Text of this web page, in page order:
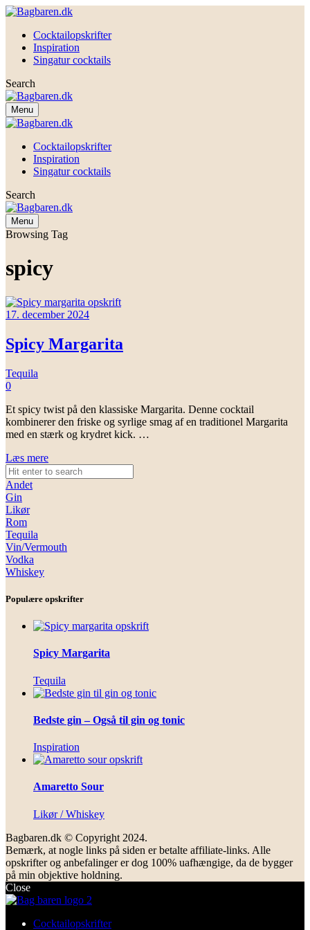
Cocktailopskrifter
Inspiration
Singatur cocktails
Search
Menu
Cocktailopskrifter
Inspiration
Singatur cocktails
Search
Menu
Browsing Tag
spicy
17. december 2024
Spicy Margarita
Tequila
0
Et spicy twist på den klassiske Margarita. Denne cocktail
kombinerer den friske og syrlige smag af en traditionel Margarita
med en stærk og krydret kick. …
Læs mere
Andet
Gin
Likør
Rom
Tequila
Vin/Vermouth
Vodka
Whiskey
Populære opskrifter
Spicy Margarita
Tequila
Bedste gin – Også til gin og tonic
Inspiration
Amaretto Sour
Likør / Whiskey
Bagbaren.dk © Copyright 2024.
Bemærk, at nogle links på siden er betalte affiliate-links. Alle
opskrifter og anbefalinger er dog 100% uafhængige, da de bygger
på min objektive holdning.
Close
Cocktailopskrifter